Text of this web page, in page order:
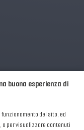
buona esperienza di
del sito, ed
per visualizzare contenuti